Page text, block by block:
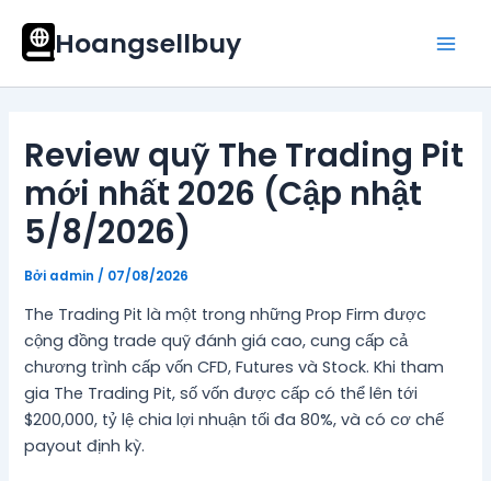
dung
Hoangsellbuy
Review quỹ The Trading Pit
mới nhất 2026 (Cập nhật
5/8/2026)
Bởi admin / 07/08/2026
The Trading Pit là một trong những Prop Firm được
cộng đồng trade quỹ đánh giá cao, cung cấp cả
chương trình cấp vốn CFD, Futures và Stock. Khi tham
gia The Trading Pit, số vốn được cấp có thể lên tới
$200,000, tỷ lệ chia lợi nhuận tối đa 80%, và có cơ chế
payout định kỳ.